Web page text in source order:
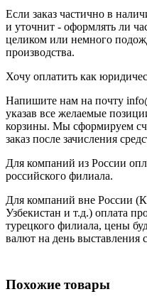
Если заказ частично в
и уточнит - оформлять ли
целиком или немного
производства.
Хочу оплатить как
Напишите нам на почту
указав все желаемые
корзины. Мы сформируем
заказ после зачисления
Для компаний из России
российского филиала.
Для компаний вне России
Узбекистан и т.д.) оплата
турецкого филиала, цены
валют на день выставления
Похожие товары